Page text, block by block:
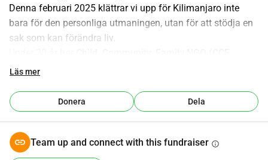
Denna februari 2025 klättrar vi upp för Kilimanjaro inte
bara för den personliga utmaningen, utan för att stödja en
sak som kan förändra liv.
Moldova)
förhindrar övergivande.
Varje barn förtjänar att växa upp i ett säkert och
hotar fattigdom, brist på resurser och överväldigande
utmaningar att splittra dem.
Läs mer
Donera Dela
Team up and connect with this fundraiser info